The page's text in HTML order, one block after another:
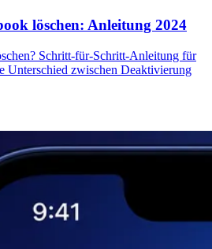
löschen: Anleitung 2024
Schritt-für-Schritt-Anleitung für
Unterschied zwischen Deaktivierung